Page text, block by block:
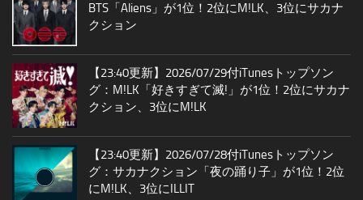
BTS「Aliens」が1位！2位にM!LK、3位にサカナ
クション
【23:40更新】2026/07/29付iTunesトップソン
グ：M!LK「好きすぎて滅!」が1位！2位にサカナ
クション、3位にM!LK
【23:40更新】2026/07/28付iTunesトップソン
グ：サカナクション「夜の踊り子」が1位！2位
にM!LK、3位にILLIT